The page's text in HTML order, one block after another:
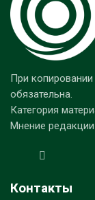
При
обязательна.
Категория
Мнение
Контакты